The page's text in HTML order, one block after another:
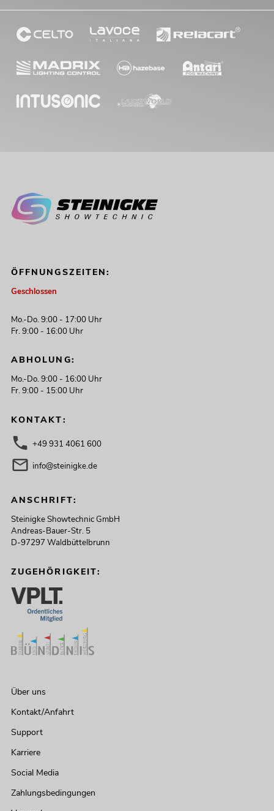
ÖFFNUNGSZEITEN:
Geschlossen
Mo.-Do. 9:00 - 17:00 Uhr
Fr. 9:00 - 16:00 Uhr
ABHOLUNG:
Mo.-Do. 9:00 - 16:00 Uhr
Fr. 9:00 - 15:00 Uhr
KONTAKT:
+49 931 4061 600
info@steinigke.de
ANSCHRIFT:
Steinigke Showtechnic GmbH
Andreas-Bauer-Str. 5
D-97297 Waldbüttelbrunn
ZUGEHÖRIGKEIT:
Über uns
Kontakt/Anfahrt
Support
Karriere
Social Media
Zahlungsbedingungen